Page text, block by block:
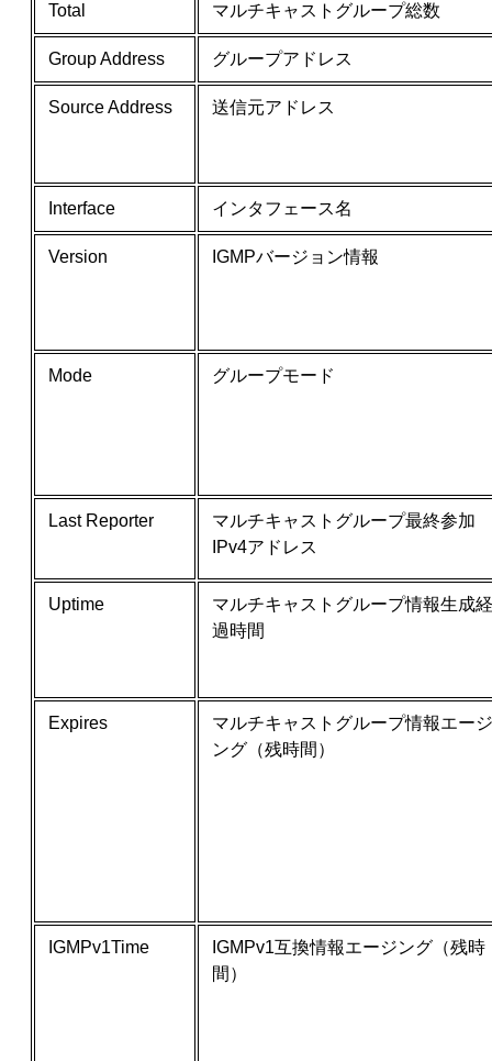
Total マルチキャストグループ総数
Group Address グループアドレス
Source Address 送信元アドレス
Interface インタフェース名
Version IGMPバージョン情報
Mode グループモード
Last Reporter
マルチキャストグループ最終参加
IPv4アドレス
Uptime
マルチキャストグループ情報生成経
過時間
Expires
マルチキャストグループ情報エージ
ング（残時間）
IGMPv1Time
IGMPv1互換情報エージング（残時
間）